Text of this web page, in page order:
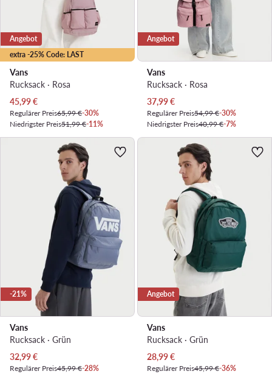
extra -25% Code: LAST
Angebot
Vans
Rucksack · Rosa
Aktueller Preis
45,99€
Regulärer Preis65,99 €-30%
Niedrigster Preis51,99 €-11%
Angebot
Vans
Rucksack · Rosa
Aktueller Preis
37,99€
Regulärer Preis54,99 €-30%
Niedrigster Preis40,99 €-7%
-21%
Vans
Rucksack · Grün
Aktueller Preis
32,99€
Regulärer Preis45,99 €-28%
Angebot
Vans
Rucksack · Grün
Aktueller Preis
28,99€
Regulärer Preis45,99 €-36%